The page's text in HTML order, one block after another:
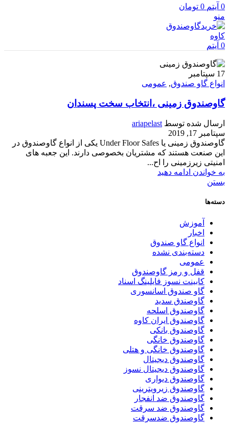
0 آیتم 0 تومان
منو
0 آیتم
17 سپتامبر
انواع گاو صندوق, عمومی
گاوصندوق زمینی ،انتخاب سخت پسندان
ارسال شده توسط ariapelast
سپتامبر 17, 2019
گاوصندوق زمینی یا Under Floor Safes یکی از انواع گاوصندوق در
این صنعت هستند که مشتریان بخصوصی دارند. این جعبه های
امنیتی زیرزمینی را اح...
به خواندن ادامه دهید
بستن
دسته‌ها
آموزش
اخبار
انواع گاو صندوق
دسته‌بندی نشده
عمومی
قفل و رمز گاوصندوق
کابینت نسوز فایلینگ اسناد
گاو صندوق اسانسوری
گاوصندق سدید
گاوصندوق اسلحه
گاوصندوق ایران کاوه
گاوصندوق بانکی
گاوصندوق خانگی
گاوصندوق خانگی و هتلی
گاوصندوق دیجیتال
گاوصندوق دیجیتال نسوز
گاوصندوق دیواری
گاوصندوق زیرویترینی
گاوصندوق ضد انفجار
گاوصندوق ضد سرقت
گاوصندوق ضدسرقت